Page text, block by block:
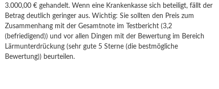
3.000,00 € gehandelt. Wenn eine Krankenkasse sich beteiligt, fällt der
Betrag deutlich geringer aus. Wichtig: Sie sollten den Preis zum
Zusammenhang mit der Gesamtnote im Testbericht (3,2
(befriedigend)) und vor allen Dingen mit der Bewertung im Bereich
Lärmunterdrückung (sehr gute 5 Sterne (die bestmögliche
Bewertung)) beurteilen.